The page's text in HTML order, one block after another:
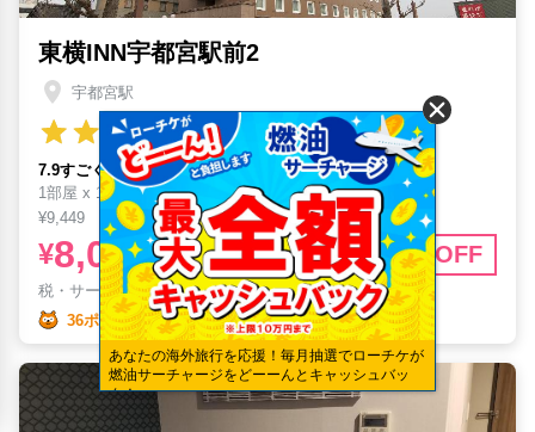
東横INN宇都宮駅前2
宇都宮駅
7.9すごく良い (14件口コミ)
1部屋 x 1泊
¥9,449
¥8,097 14%OFF
税・サービス料¥736含む
36ポイント
あなたの海外旅行を応援！毎月抽選でローチケが
燃油サーチャージをどーーんとキャッシュバッ
ク！